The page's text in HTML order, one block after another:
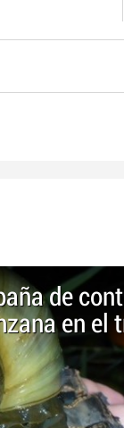
de
en el